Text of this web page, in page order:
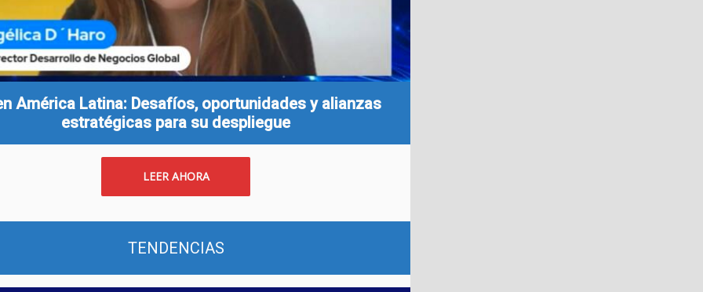
América Latina: Desafíos, oportunidades y alianzas
estratégicas para su despliegue
LEER AHORA
TENDENCIAS